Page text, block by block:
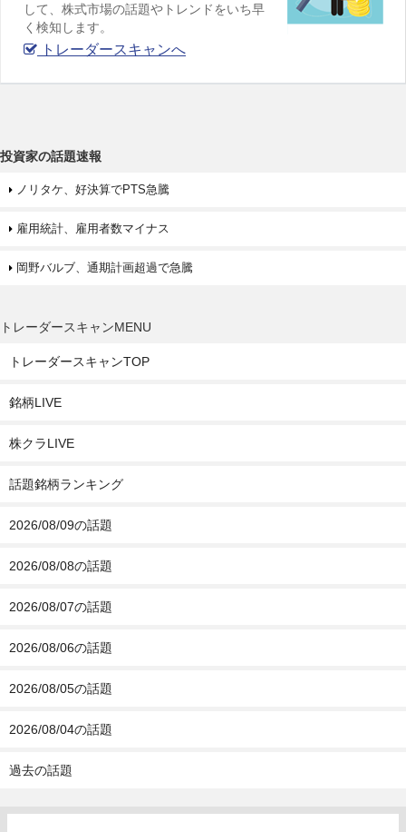
して、株式市場の話題やトレンドをいち早
く検知します。
トレーダースキャンへ
投資家の話題速報
ノリタケ、好決算でPTS急騰
雇用統計、雇用者数マイナス
岡野バルブ、通期計画超過で急騰
トレーダースキャンMENU
トレーダースキャンTOP
銘柄LIVE
株クラLIVE
話題銘柄ランキング
2026/08/09の話題
2026/08/08の話題
2026/08/07の話題
2026/08/06の話題
2026/08/05の話題
2026/08/04の話題
過去の話題